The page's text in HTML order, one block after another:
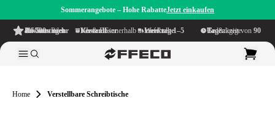
Sommerangebote – Hohe RabatteJetzt einkaufen
4.6/5
aus mehr als 500 Bewertungen
auf TrustPilot Kostenloser Versand
innerhalb NL & BE Lieferzeit innerhalb
1–5 Werktage Großzügige Bedenkzeit von
90 Tage
Home Verstellbare Schreibtische